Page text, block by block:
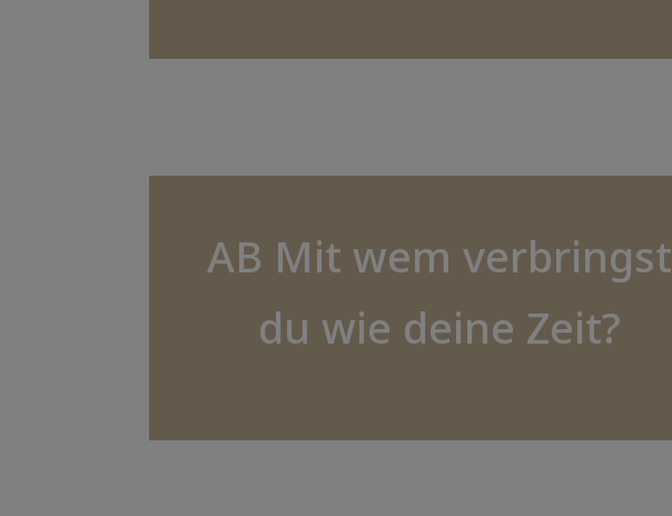
AB Mit wem verbringst
du wie deine Zeit?